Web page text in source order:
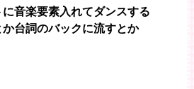
音楽要素入れてダンスする
台詞のバックに流すとか